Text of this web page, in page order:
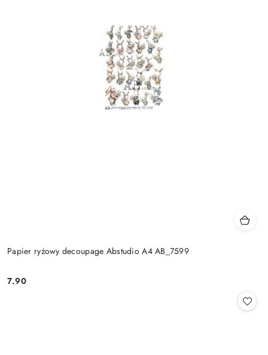
Papier ryżowy decoupage Abstudio A4 AB_7599
Cena:
7.90